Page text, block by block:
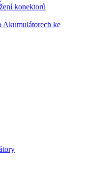
konektorů
Akumulátorech ke